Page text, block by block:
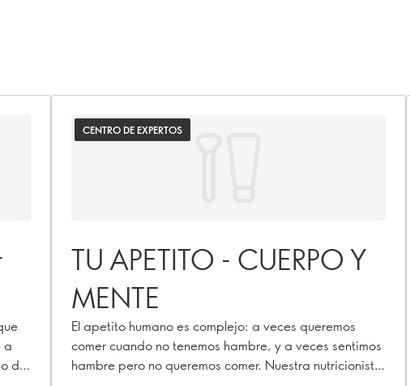
a
de
CENTRO DE EXPERTOS
TU APETITO - CUERPO Y
MENTE
El apetito humano es complejo: a veces queremos
comer cuando no tenemos hambre, y a veces sentimos
hambre pero no queremos comer. Nuestra nutricionista